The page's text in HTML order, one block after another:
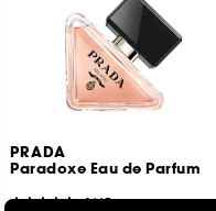
PRADA
Paradoxe Eau de Parfum
1667